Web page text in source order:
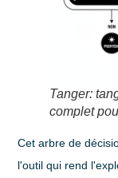
Tanger:
complet
Cet arbre de
l'outil qui rend